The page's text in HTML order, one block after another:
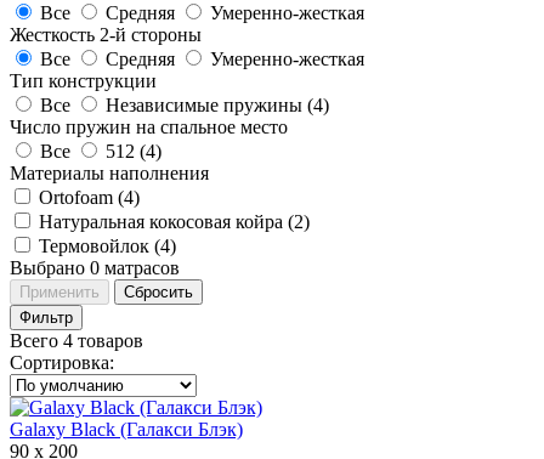
Все
Средняя
Умеренно-жесткая
Жесткость 2-й стороны
Все
Средняя
Умеренно-жесткая
Тип конструкции
Все
Независимые пружины (4)
Число пружин на спальное место
Все
512 (4)
Материалы наполнения
Ortofoam (4)
Натуральная кокосовая койра (2)
Термовойлок (4)
Выбрано 0 матрасов
Применить
Сбросить
Фильтр
Всего 4 товаров
Сортировка:
Galaxy Black (Галакси Блэк)
90 х 200